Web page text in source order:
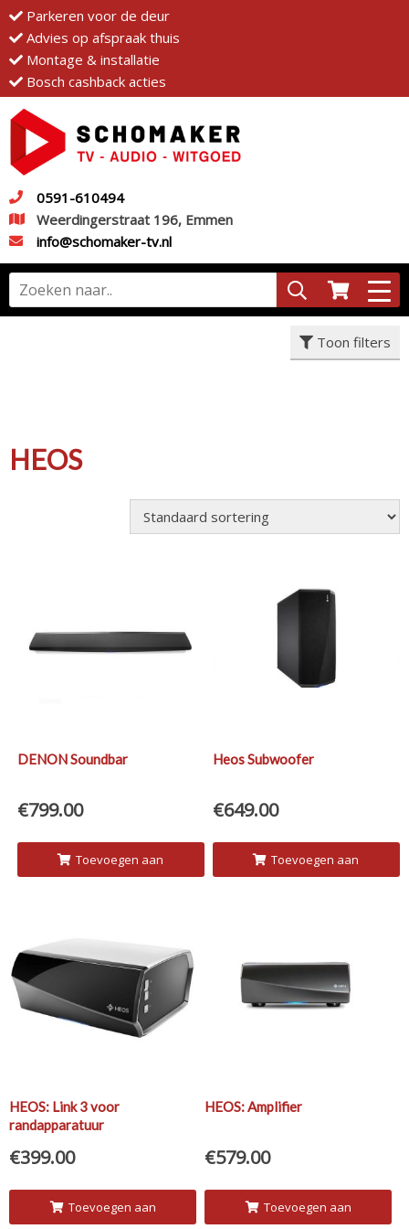
Parkeren voor de deur
Advies op afspraak thuis
Montage & installatie
Bosch cashback acties
0591-610494
Weerdingerstraat 196, Emmen
info@schomaker-tv.nl
Toon filters
HEOS
DENON Soundbar
€799.00
Toevoegen aan
Heos Subwoofer
€649.00
Toevoegen aan
HEOS: Link 3 voor
randapparatuur
€399.00
Toevoegen aan
HEOS: Amplifier
€579.00
Toevoegen aan